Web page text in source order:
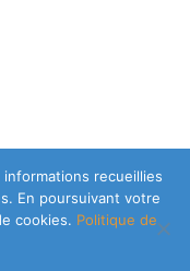
recueillies
En poursuivant votre
cookies. Politique de